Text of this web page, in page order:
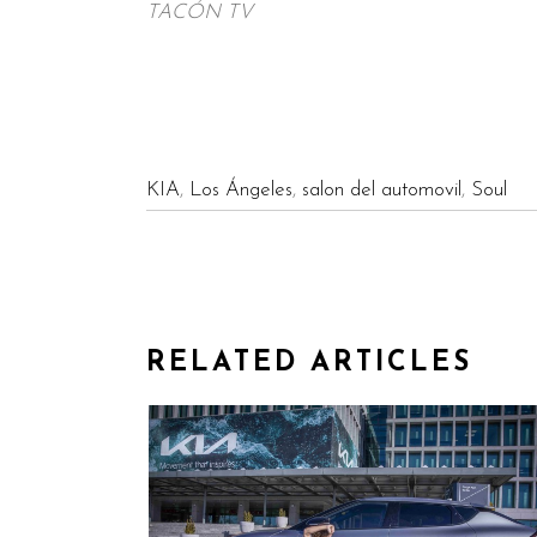
TACÓN TV
KIA, Los Ángeles, salon del automovil , Soul
RELATED ARTICLES